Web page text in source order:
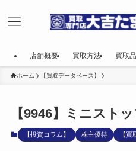
店舗概要 買取方法 買取
ホーム 【買取データベース】
【9946】ミニスト
【投資コラム】 株主優待 【買